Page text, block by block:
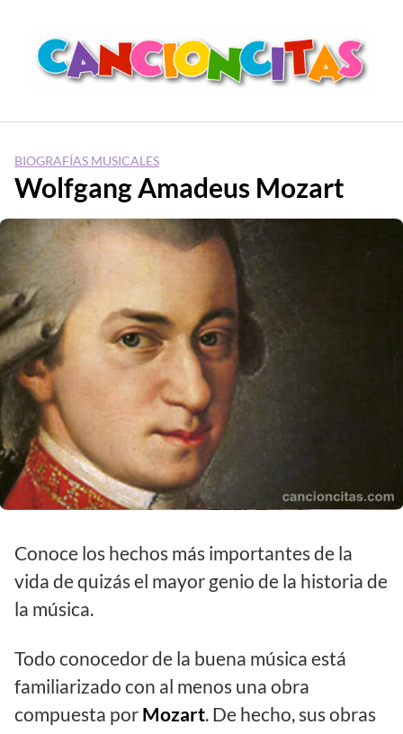
contenido
BIOGRAFÍAS MUSICALES
Wolfgang Amadeus Mozart
Conoce los hechos más importantes de la
vida de quizás el mayor genio de la historia de
la música.
Todo conocedor de la buena música está
familiarizado con al menos una obra
compuesta por Mozart. De hecho, sus obras